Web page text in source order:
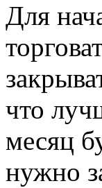
Для
что
месяц
нужно